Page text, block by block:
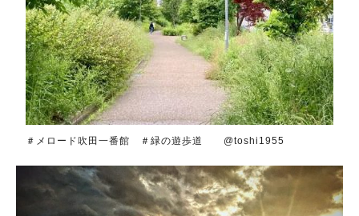
＃メロード吹田一番館 ＃緑の遊歩道 @toshi1955